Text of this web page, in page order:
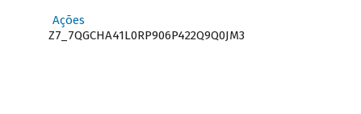
Ações
Z7_7QGCHA41L0RP906P422Q9Q0JM3